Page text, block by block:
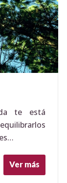
te está
Ver más